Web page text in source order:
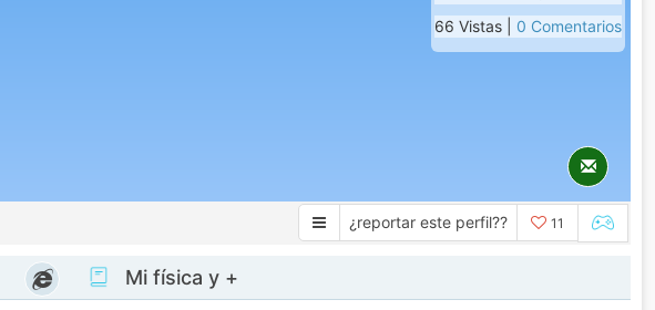
66 Vistas | 0 Comentarios
¿reportar este perfil?? 11
Mi física y +